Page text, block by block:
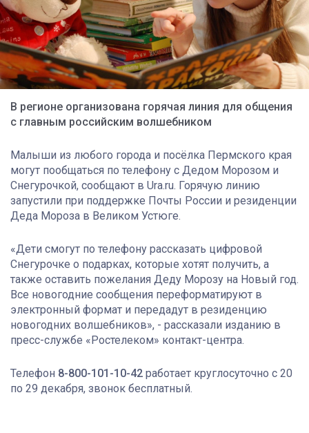
В регионе организована горячая линия для общения
с главным российским волшебником
Малыши из любого города и посёлка Пермского края
могут пообщаться по телефону с Дедом Морозом и
Снегурочкой, сообщают в Ura.ru. Горячую линию
запустили при поддержке Почты России и резиденции
Деда Мороза в Великом Устюге.
«Дети смогут по телефону рассказать цифровой
Снегурочке о подарках, которые хотят получить, а
также оставить пожелания Деду Морозу на Новый год.
Все новогодние сообщения переформатируют в
электронный формат и передадут в резиденцию
новогодних волшебников», - рассказали изданию в
пресс-службе «Ростелеком» контакт-центра.
Телефон 8-800-101-10-42 работает круглосуточно с 20
по 29 декабря, звонок бесплатный.